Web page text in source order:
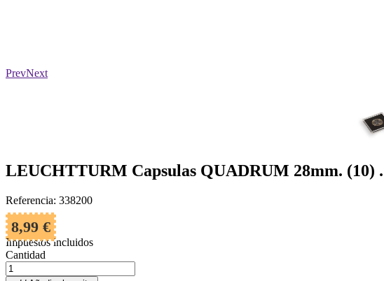
PrevNext
LEUCHTTURM Capsulas QUADRUM 28mm. (10) .
Referencia: 338200
8,99 €
Impuestos incluidos
Cantidad